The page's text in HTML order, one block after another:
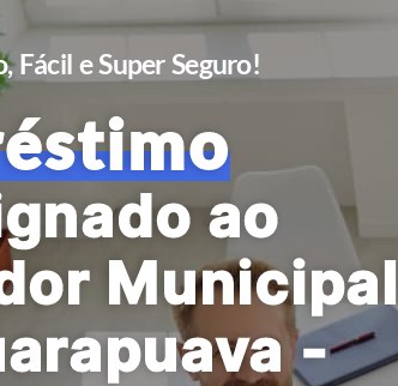
Fácil e Super Seguro!
ao
Municipal
-